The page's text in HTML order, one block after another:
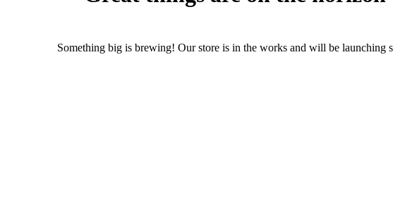
Something big is brewing! Our store is in the works and will be launching